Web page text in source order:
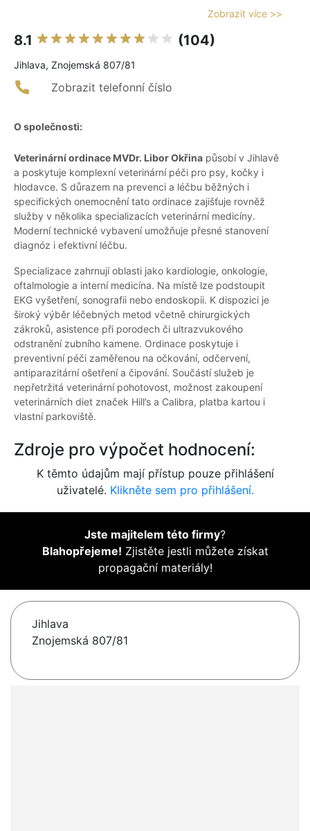
Zobrazit více >>
8.1 (104)
Jihlava, Znojemská 807/81
Zobrazit telefonní číslo
O společnosti:
Veterinární ordinace MVDr. Libor Okřina působí v Jihlavě
a poskytuje komplexní veterinární péči pro psy, kočky i
hlodavce. S důrazem na prevenci a léčbu běžných i
specifických onemocnění tato ordinace zajišťuje rovněž
služby v několika specializacích veterinární medicíny.
Moderní technické vybavení umožňuje přesné stanovení
diagnóz i efektivní léčbu.
Specializace zahrnují oblasti jako kardiologie, onkologie,
oftalmologie a interní medicína. Na místě lze podstoupit
EKG vyšetření, sonografii nebo endoskopii. K dispozici je
široký výběr léčebných metod včetně chirurgických
zákroků, asistence při porodech či ultrazvukového
odstranění zubního kamene. Ordinace poskytuje i
preventivní péči zaměřenou na očkování, odčervení,
antiparazitární ošetření a čipování. Součástí služeb je
nepřetržitá veterinární pohotovost, možnost zakoupení
veterinárních diet značek Hill’s a Calibra, platba kartou i
vlastní parkoviště.
Zdroje pro výpočet hodnocení:
K těmto údajům mají přístup pouze přihlášení
uživatelé. Klikněte sem pro přihlášení.
Jste majitelem této firmy?
Blahopřejeme! Zjistěte jestli můžete získat
propagační materiály!
Jihlava
Znojemská 807/81